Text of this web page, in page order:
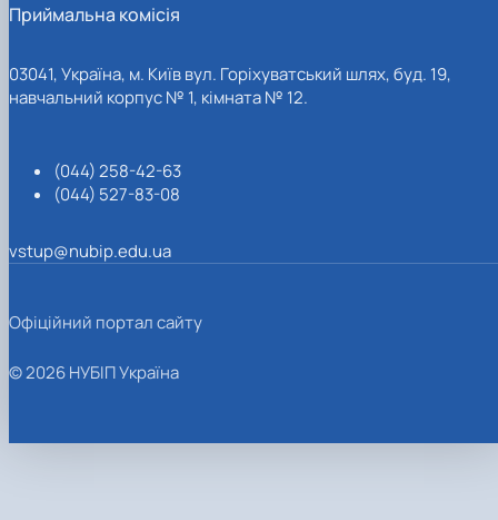
Приймальна комісія
03041, Україна, м. Київ вул. Горіхуватський шлях, буд. 19,
навчальний корпус № 1, кімната № 12.
(044) 258-42-63
(044) 527-83-08
vstup@nubip.edu.ua
Офіційний портал сайту
© 2026 НУБІП Україна